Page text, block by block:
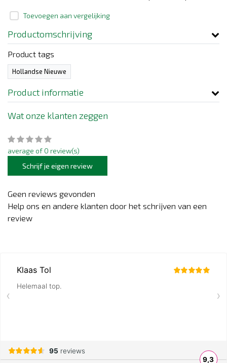
Toevoegen aan vergelijking
Productomschrijving
Product tags
Hollandse Nieuwe
Product informatie
Wat onze klanten zeggen
average of 0 review(s)
Schrijf je eigen review
Geen reviews gevonden
Help ons en andere klanten door het schrijven van een
review